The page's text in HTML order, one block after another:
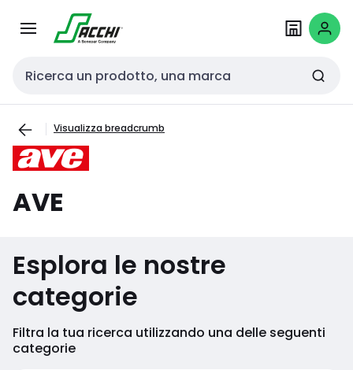
navigazionecontenuto
Cerca input
Visualizza breadcrumb
AVE
Esplora le nostre
categorie
Filtra la tua ricerca utilizzando una delle seguenti
categorie